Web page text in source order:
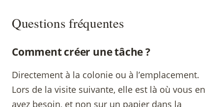
Questions fréquentes
Comment créer une tâche ?
Directement à la colonie ou à l’emplacement.
Lors de la visite suivante, elle est là où vous en
avez besoin, et non sur un papier dans la